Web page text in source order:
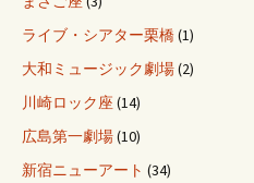
ー
シ
ョ
ライブ・シアター栗橋(1)
大和ミュージック劇場(2)
川崎ロック座 (14)
広島第一劇場(10)
新宿ニューアート (34)